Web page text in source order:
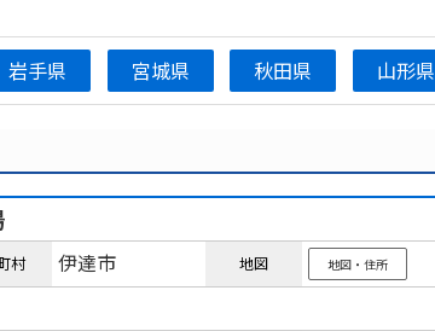
岩手県 宮城県 秋田県 山形県
村 伊達市 地図 地図・住所